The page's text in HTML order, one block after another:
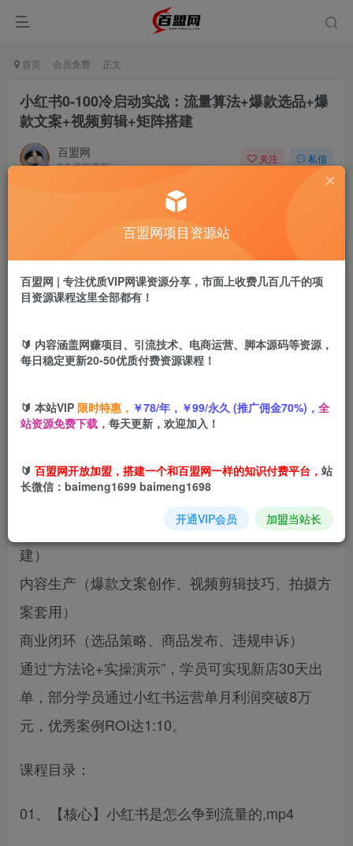
首页 会员免费 正文
小红书0-100冷启动实战：流量算法+爆款选品+爆
款文案+视频剪辑+矩阵搭建
百盟网
9个月前更新
关注 私信
盟币9.9
立即购买
取-内容生产-商业变现”三维体系，核心模块包括：
流量运营（平台算法解析、搜索起号法、矩阵搭
建）
内容生产（爆款文案创作、视频剪辑技巧、拍摄方
案套用）
商业闭环（选品策略、商品发布、违规申诉）
通过“方法论+实操演示”，学员可实现新店30天出
单，部分学员通过小红书运营单月利润突破8万
元，优秀案例ROI达1:10。
课程目录：
01、【核心】小红书是怎么争到流量的,mp4
百盟网项目资源站
百盟网 | 专注优质VIP网课资源分享，市面上收费几百几千的项
目资源课程这里全部都有！
🔰 内容涵盖网赚项目、引流技术、电商运营、脚本源码等资源，
每日稳定更新20-50优质付费资源课程！
🔰 本站VIP 限时特惠， ￥78/年，￥99/永久 (推广佣金70%)， 全
站资源免费下载， 每天更新，欢迎加入！
🔰 百盟网开放加盟，搭建一个和百盟网一样的知识付费平台， 站
长微信：baimeng1699 baimeng1698
开通VIP会员 加盟当站长